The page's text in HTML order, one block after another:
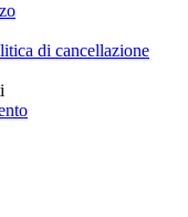
di cancellazione